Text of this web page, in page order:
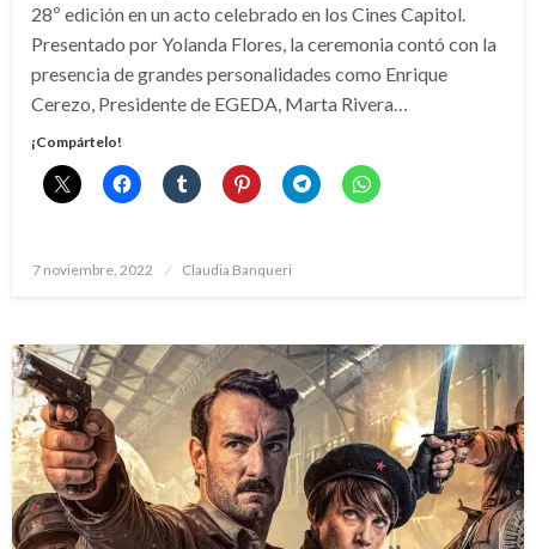
28º edición en un acto celebrado en los Cines Capitol.
Presentado por Yolanda Flores, la ceremonia contó con la
presencia de grandes personalidades como Enrique
Cerezo, Presidente de EGEDA, Marta Rivera…
¡Compártelo!
Publicado
7 noviembre, 2022 Claudia Banqueri